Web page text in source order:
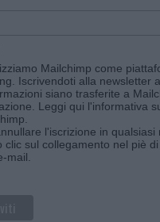
Mailchimp come
Iscrivendoti alla newsletter
siano trasferite a
Leggi qui l'informativa
l'iscrizione in qualsiasi
clic sul collegamento nel piè
mail.